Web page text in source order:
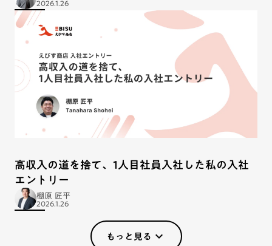
高収入の道を捨て、1人目社員入社した私の入社
エントリー
棚原 匠平
2026.1.26
もっと見る keyboard_arrow_down